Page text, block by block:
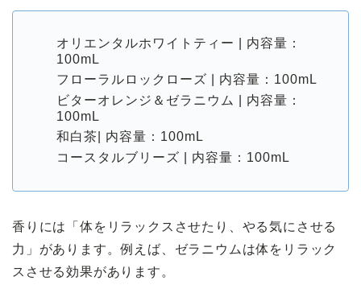
オリエンタルホワイトティー | 内容量：
100mL
フローラルロックローズ | 内容量：100mL
ビターオレンジ＆ゼラニウム | 内容量：
100mL
和白茶| 内容量：100mL
コースタルブリーズ | 内容量：100mL
香りには「体をリラックスさせたり、やる気にさせる
力」があります。例えば、ゼラニウムは体をリラック
スさせる効果があります。